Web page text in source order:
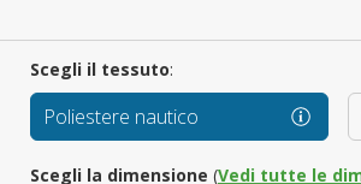
Scegli il tessuto:
Poliestere nautico
Scegli la dimensione (Vedi tutte le